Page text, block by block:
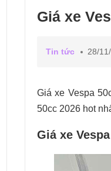
Giá xe
Tin tức 28/
Giá xe Vespa
50cc 2026 hot
Giá xe